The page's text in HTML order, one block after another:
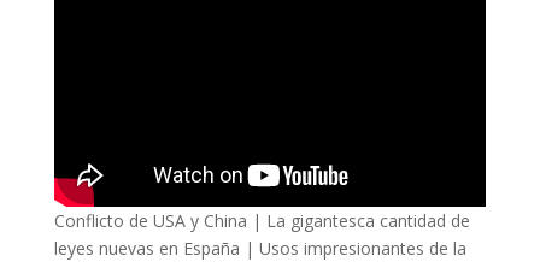
Conflicto de USA y China | La gigantesca cantidad de
leyes nuevas en España | Usos impresionantes de la